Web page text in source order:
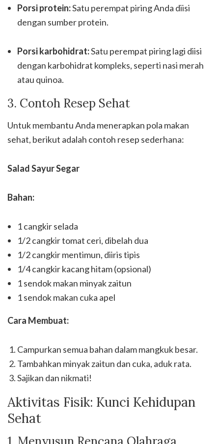
Porsi protein:Satu perempat piring Anda diisi
dengan sumber protein.
Porsi karbohidrat:Satu perempat piring lagi diisi
dengan karbohidrat kompleks, seperti nasi merah
atau quinoa.
3. Contoh Resep Sehat
Untuk membantu Anda menerapkan pola makan
sehat, berikut adalah contoh resep sederhana:
Salad Sayur Segar
Bahan:
1 cangkir selada
1/2 cangkir tomat ceri, dibelah dua
1/2 cangkir mentimun, diiris tipis
1/4 cangkir kacang hitam (opsional)
1 sendok makan minyak zaitun
1 sendok makan cuka apel
Cara Membuat:
Campurkan semua bahan dalam mangkuk besar.
Tambahkan minyak zaitun dan cuka, aduk rata.
Sajikan dan nikmati!
Aktivitas Fisik: Kunci Kehidupan
Sehat